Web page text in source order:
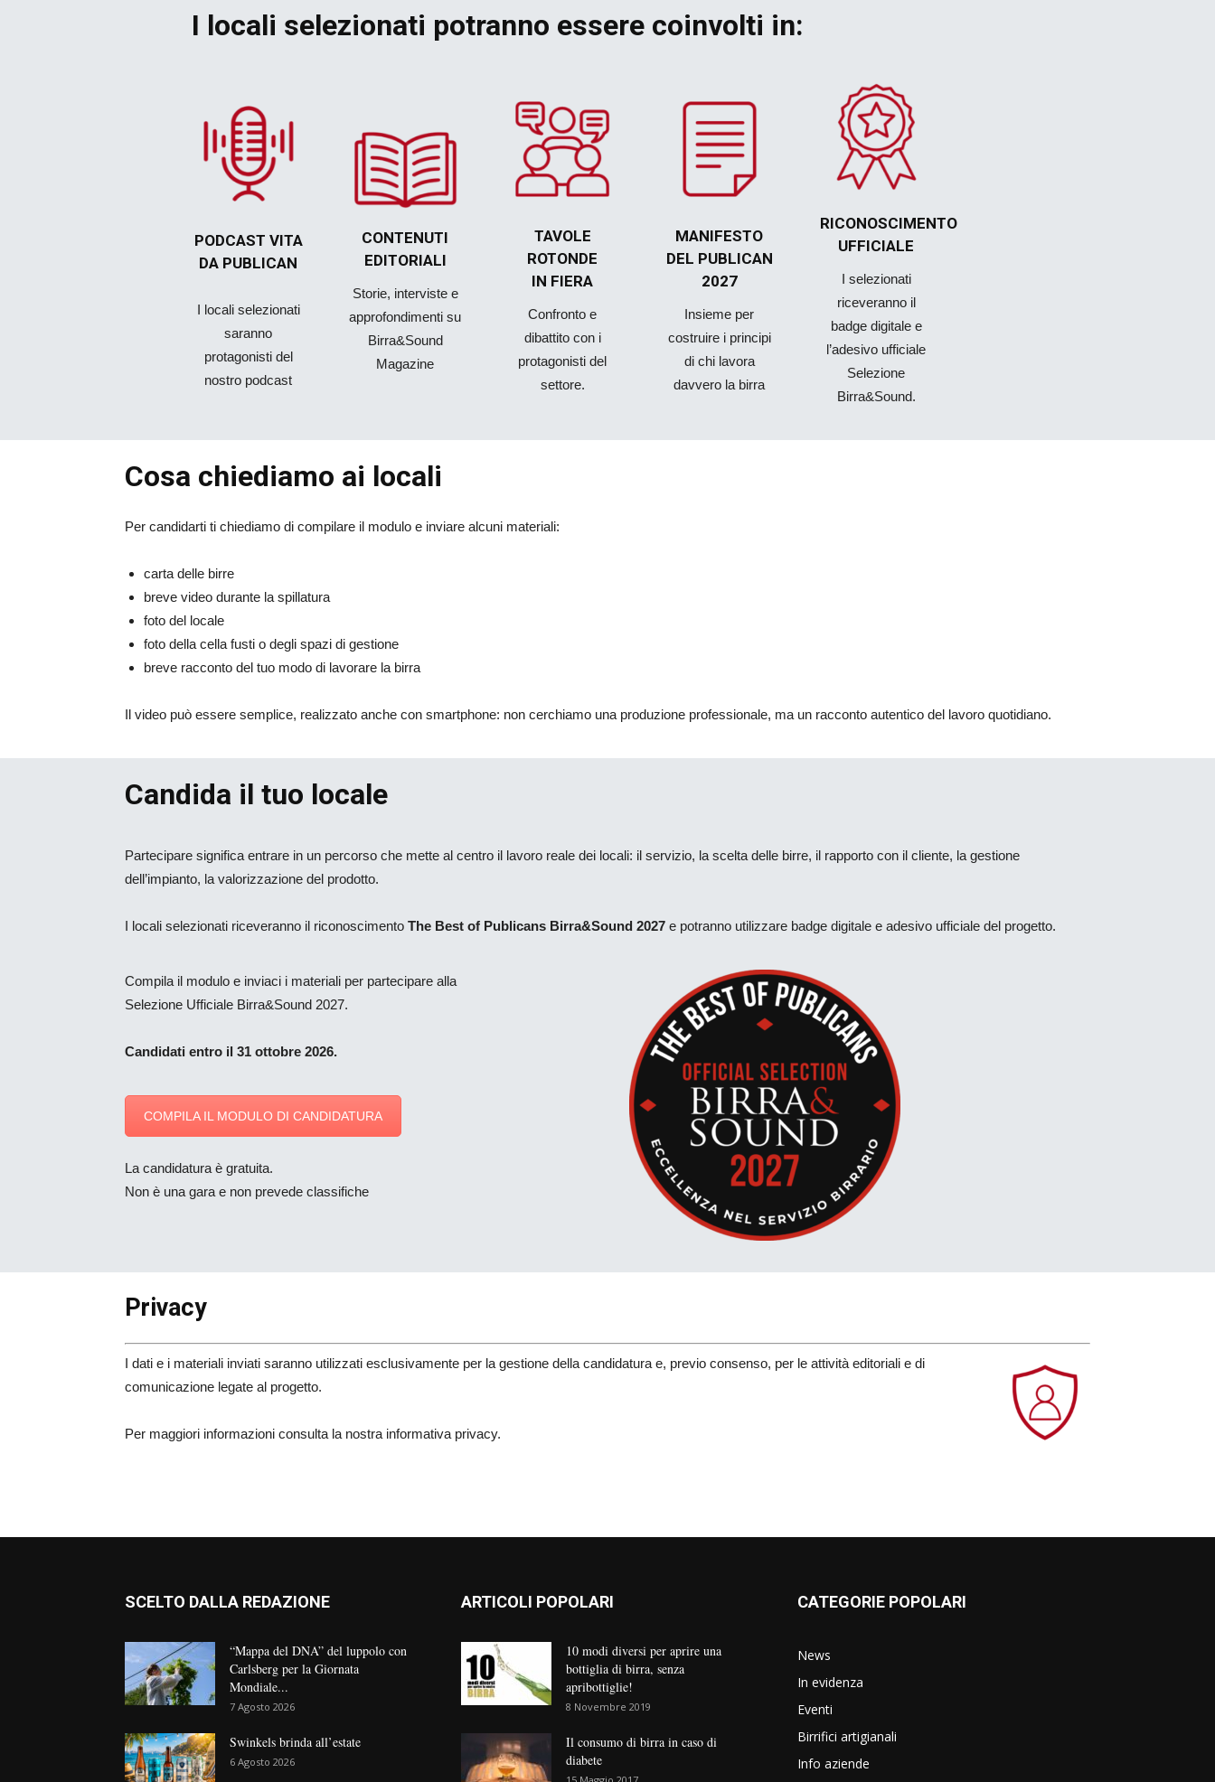
I locali selezionati potranno essere coinvolti in:
PODCAST VITA
DA PUBLICAN
I locali selezionati
saranno
protagonisti del
nostro podcast
CONTENUTI
EDITORIALI
Storie, interviste e
approfondimenti su
Birra&Sound
Magazine
TAVOLE
ROTONDE
IN FIERA
Confronto e
dibattito con i
protagonisti del
settore.
MANIFESTO
DEL PUBLICAN
2027
Insieme per
costruire i principi
di chi lavora
davvero la birra
RICONOSCIMENTO
UFFICIALE
I selezionati
riceveranno il
badge digitale e
l’adesivo ufficiale
Selezione
Birra&Sound.
Cosa chiediamo ai locali
Per candidarti ti chiediamo di compilare il modulo e inviare alcuni materiali:
carta delle birre
breve video durante la spillatura
foto del locale
foto della cella fusti o degli spazi di gestione
breve racconto del tuo modo di lavorare la birra
Il video può essere semplice, realizzato anche con smartphone: non cerchiamo una produzione professionale, ma un racconto autentico del lavoro quotidiano.
Candida il tuo locale
Partecipare significa entrare in un percorso che mette al centro il lavoro reale dei locali: il servizio, la scelta delle birre, il rapporto con il cliente, la gestione
dell’impianto, la valorizzazione del prodotto.
I locali selezionati riceveranno il riconoscimento The Best of Publicans Birra&Sound 2027 e potranno utilizzare badge digitale e adesivo ufficiale del progetto.
Compila il modulo e inviaci i materiali per partecipare alla
Selezione Ufficiale Birra&Sound 2027.
Candidati entro il 31 ottobre 2026.
COMPILA IL MODULO DI CANDIDATURA
La candidatura è gratuita.
Non è una gara e non prevede classifiche
Privacy
I dati e i materiali inviati saranno utilizzati esclusivamente per la gestione della candidatura e, previo consenso, per le attività editoriali e di
comunicazione legate al progetto.
Per maggiori informazioni consulta la nostra informativa privacy.
SCELTO DALLA REDAZIONE
“Mappa del DNA” del luppolo con
Carlsberg per la Giornata
Mondiale...
7 Agosto 2026
Swinkels brinda all’estate
6 Agosto 2026
ARTICOLI POPOLARI
10 modi diversi per aprire una
bottiglia di birra, senza
apribottiglie!
8 Novembre 2019
Il consumo di birra in caso di
diabete
CATEGORIE POPOLARI
News
In evidenza
Eventi
Birrifici artigianali
Info aziende